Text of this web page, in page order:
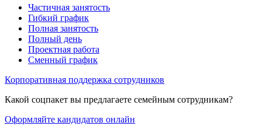
Частичная занятость
Гибкий график
Полная занятость
Полный день
Проектная работа
Сменный график
Корпоративная поддержка сотрудников
Какой соцпакет вы предлагаете семейным сотрудникам?
Оформляйте кандидатов онлайн